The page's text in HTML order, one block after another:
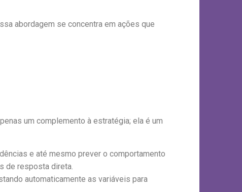
abordagem se concentra em ações que
um complemento à estratégia; ela é um
e até mesmo prever o comportamento
de resposta direta.
automaticamente as variáveis para